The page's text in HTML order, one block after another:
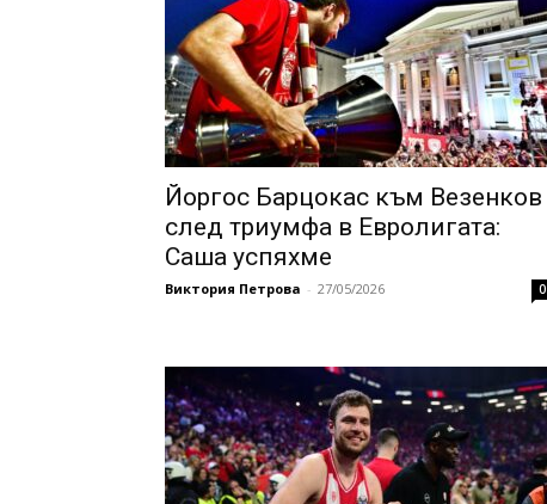
Йоргос Барцокас към Везенков
след триумфа в Евролигата:
Саша успяхме
Виктория Петрова - 27/05/2026 0